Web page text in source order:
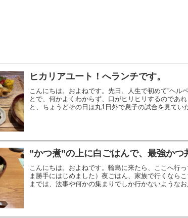
ヒカリアユート！へランチです。
こんにちは。およねです。先日、人生で初めて”ヘル
とで、何かよくわからず、口がヒリヒリするのであれ
と、ちょうどその日は丸1日外で息子の試合を見てい
”かつ煮”の上に白ごはんで、最強かつ
こんにちは。およねです。輪島に来たら、ここへ行
ま勝手にはじめました）夜ごはん、家族で行くなら
までは、法事や何かの集まりでしか行かないような